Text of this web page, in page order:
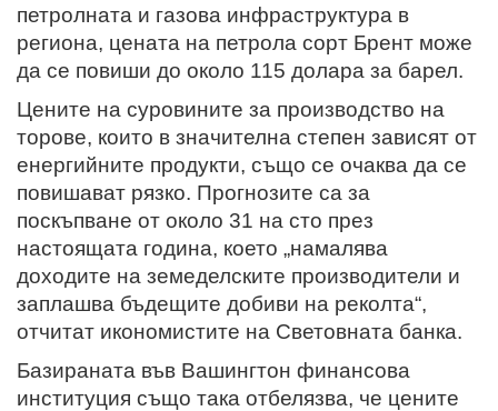
петролната и газова инфраструктура в
региона, цената на петрола сорт Брент може
да се повиши до около 115 долара за барел.
Цените на суровините за производство на
торове, които в значителна степен зависят от
енергийните продукти, също се очаква да се
повишават рязко. Прогнозите са за
поскъпване от около 31 на сто през
настоящата година, което „намалява
доходите на земеделските производители и
заплашва бъдещите добиви на реколта“,
отчитат икономистите на Световната банка.
Базираната във Вашингтон финансова
институция също така отбелязва, че цените